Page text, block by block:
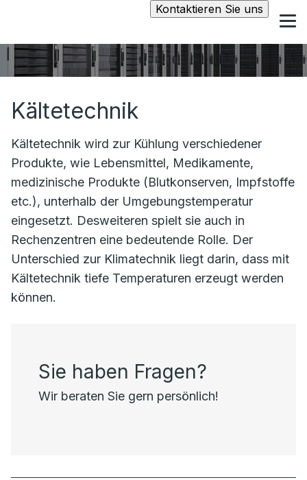
Kontaktieren Sie uns
Kältetechnik
Kältetechnik wird zur Kühlung verschiedener
Produkte, wie Lebensmittel, Medikamente,
medizinische Produkte (Blutkonserven, Impfstoffe
etc.), unterhalb der Umgebungstemperatur
eingesetzt. Desweiteren spielt sie auch in
Rechenzentren eine bedeutende Rolle. Der
Unterschied zur Klimatechnik liegt darin, dass mit
Kältetechnik tiefe Temperaturen erzeugt werden
können.
Sie haben Fragen?
Wir beraten Sie gern persönlich!